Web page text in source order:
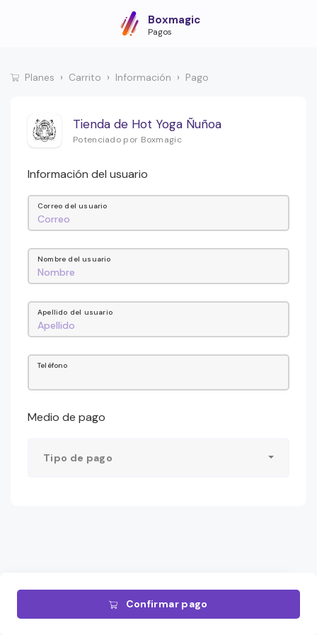
Boxmagic
Pagos
Planes Carrito Información Pago
Tienda de Hot Yoga Ñuñoa
Potenciado por Boxmagic
Información del usuario
Correo del usuario
Nombre del usuario
Apellido del usuario
Teléfono
Medio de pago
Tipo de pago
Confirmar pago